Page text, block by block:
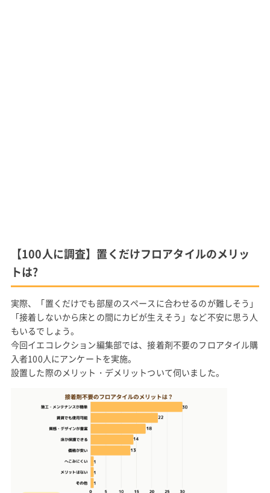
【100人に調査】置くだけフロアタイルのメリッ
トは?
実際、「置くだけでも部屋のスペースに合わせるのが難しそう」
「接着しないから床との間にカビが生えそう」など不安に思う人
もいるでしょう。
今回イエコレクション編集部では、接着剤不要のフロアタイル購
入者100人にアンケートを実施。
設置した際のメリット・デメリットついて伺いました。